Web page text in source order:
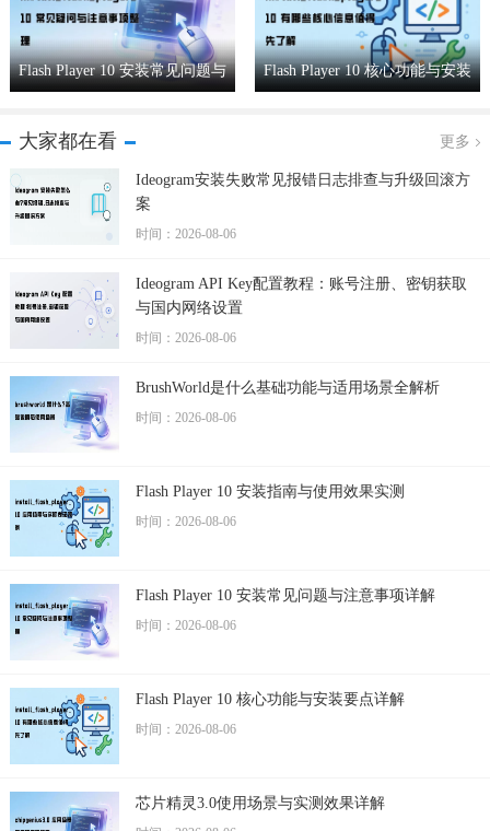
Flash Player 10 安装常见问题与
注意事项详解
Flash Player 10 核心功能与安装
要点详解
大家都在看 更多
Ideogram安装失败常见报错日志排查与升级回滚方
案
时间：2026-08-06
Ideogram API Key配置教程：账号注册、密钥获取
与国内网络设置
时间：2026-08-06
BrushWorld是什么基础功能与适用场景全解析
时间：2026-08-06
Flash Player 10 安装指南与使用效果实测
时间：2026-08-06
Flash Player 10 安装常见问题与注意事项详解
时间：2026-08-06
Flash Player 10 核心功能与安装要点详解
时间：2026-08-06
芯片精灵3.0使用场景与实测效果详解